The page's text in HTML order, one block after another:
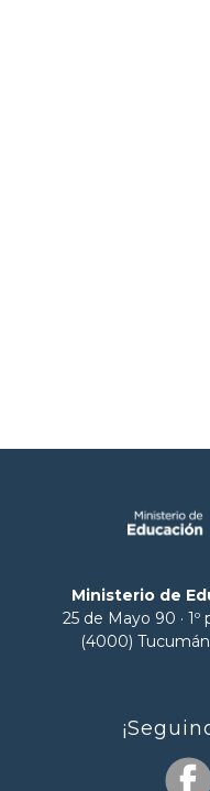
Ministerio de
25 de Mayo 90 ·
(4000)